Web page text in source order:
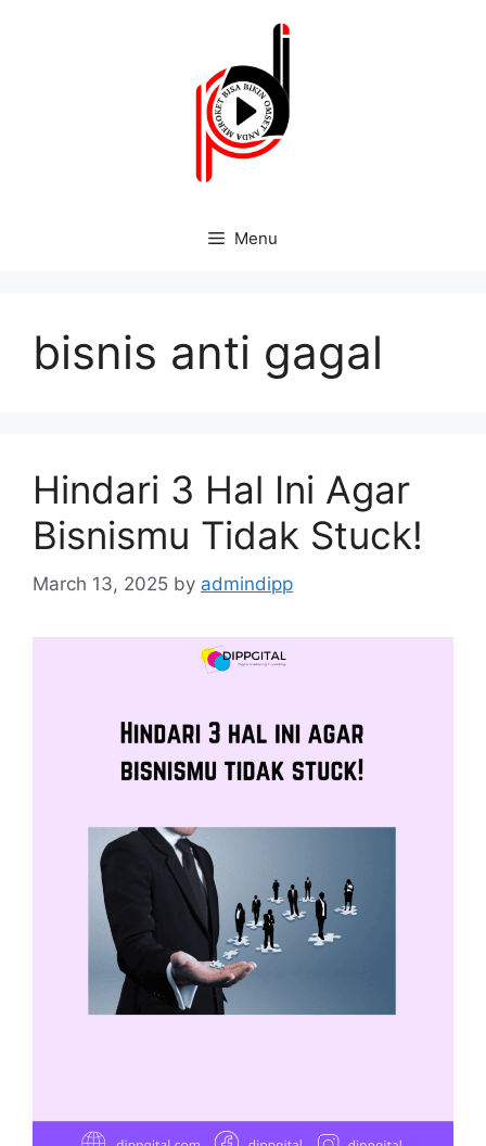
Menu
bisnis anti gagal
Hindari 3 Hal Ini Agar
Bisnismu Tidak Stuck!
March 13, 2025 by admindipp